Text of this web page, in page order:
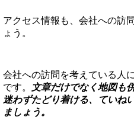
アクセス情報も、会社への訪
ょう。
会社への訪問を考えている人
です。
文章だけでなく地図も
迷わずたどり着ける、ていね
ましょう。